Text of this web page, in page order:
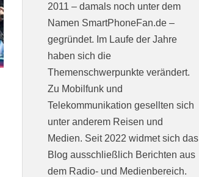
2011 – damals noch unter dem
Namen SmartPhoneFan.de –
gegründet. Im Laufe der Jahre
haben sich die
Themenschwerpunkte verändert.
Zu Mobilfunk und
Telekommunikation gesellten sich
unter anderem Reisen und
Medien. Seit 2022 widmet sich das
Blog ausschließlich Berichten aus
dem Radio- und Medienbereich.